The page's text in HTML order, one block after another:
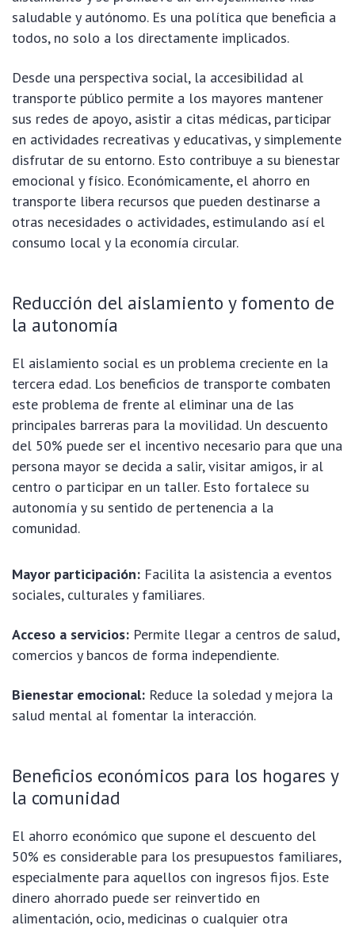
saludable y autónomo. Es una política que beneficia a
todos, no solo a los directamente implicados.
Desde una perspectiva social, la accesibilidad al
transporte público permite a los mayores mantener
sus redes de apoyo, asistir a citas médicas, participar
en actividades recreativas y educativas, y simplemente
disfrutar de su entorno. Esto contribuye a su bienestar
emocional y físico. Económicamente, el ahorro en
transporte libera recursos que pueden destinarse a
otras necesidades o actividades, estimulando así el
consumo local y la economía circular.
Reducción del aislamiento y fomento de
la autonomía
El aislamiento social es un problema creciente en la
tercera edad. Los beneficios de transporte combaten
este problema de frente al eliminar una de las
principales barreras para la movilidad. Un descuento
del 50% puede ser el incentivo necesario para que una
persona mayor se decida a salir, visitar amigos, ir al
centro o participar en un taller. Esto fortalece su
autonomía y su sentido de pertenencia a la
comunidad.
Mayor participación: Facilita la asistencia a eventos
sociales, culturales y familiares.
Acceso a servicios: Permite llegar a centros de salud,
comercios y bancos de forma independiente.
Bienestar emocional: Reduce la soledad y mejora la
salud mental al fomentar la interacción.
Beneficios económicos para los hogares y
la comunidad
El ahorro económico que supone el descuento del
50% es considerable para los presupuestos familiares,
especialmente para aquellos con ingresos fijos. Este
dinero ahorrado puede ser reinvertido en
alimentación, ocio, medicinas o cualquier otra